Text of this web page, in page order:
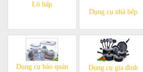
Lò hấp
Dụng cụ nhà bếp
Dụng cụ bảo quản Dụng cụ gia đình